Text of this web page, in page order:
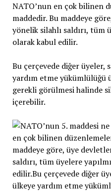
NATO’nun en çok bilinen
maddedir. Bu maddeye
yönelik silahlı saldırı, tüm
olarak kabul edilir.
Bu çerçevede diğer üyeler,
yardım etme yükümlülüğü
gerekli görülmesi halinde
içerebilir.